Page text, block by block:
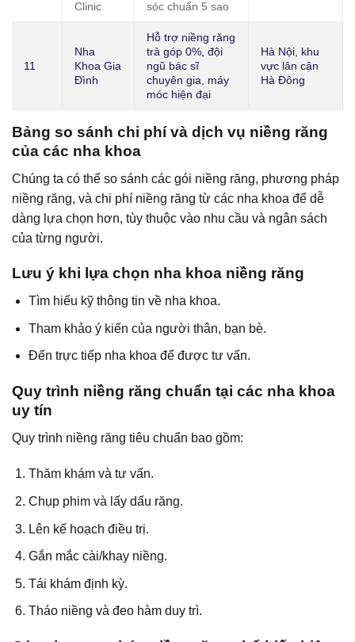
Clinic sóc chuẩn 5 sao
11
Nha
Khoa Gia
Đình
Hỗ trợ niềng răng
trả góp 0%, đội
ngũ bác sĩ
chuyên gia, máy
móc hiện đại
Hà Nội, khu
vực lân cận
Hà Đông
Bảng so sánh chi phí và dịch vụ niềng răng
của các nha khoa
Chúng ta có thể so sánh các gói niềng răng, phương pháp
niềng răng, và chi phí niềng răng từ các nha khoa để dễ
dàng lựa chọn hơn, tùy thuộc vào nhu cầu và ngân sách
của từng người.
Lưu ý khi lựa chọn nha khoa niềng răng
Tìm hiểu kỹ thông tin về nha khoa.
Tham khảo ý kiến của người thân, bạn bè.
Đến trực tiếp nha khoa để được tư vấn.
Quy trình niềng răng chuẩn tại các nha khoa
uy tín
Quy trình niềng răng tiêu chuẩn bao gồm:
Thăm khám và tư vấn.
Chụp phim và lấy dấu răng.
Lên kế hoạch điều trị.
Gắn mắc cài/khay niềng.
Tái khám định kỳ.
Tháo niềng và đeo hàm duy trì.